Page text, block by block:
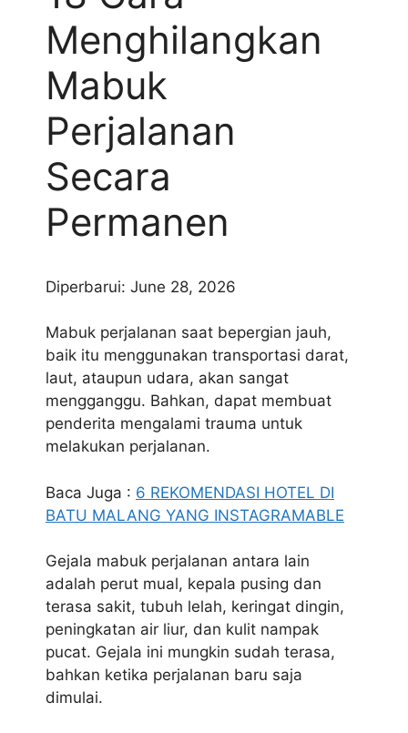
Menghilangkan
Mabuk
Perjalanan
Secara
Permanen
Diperbarui: June 28, 2026
Mabuk perjalanan saat bepergian jauh,
baik itu menggunakan transportasi darat,
laut, ataupun udara, akan sangat
mengganggu. Bahkan, dapat membuat
penderita mengalami trauma untuk
melakukan perjalanan.
Baca Juga : 6 REKOMENDASI HOTEL DI
BATU MALANG YANG INSTAGRAMABLE
Gejala mabuk perjalanan antara lain
adalah perut mual, kepala pusing dan
terasa sakit, tubuh lelah, keringat dingin,
peningkatan air liur, dan kulit nampak
pucat. Gejala ini mungkin sudah terasa,
bahkan ketika perjalanan baru saja
dimulai.